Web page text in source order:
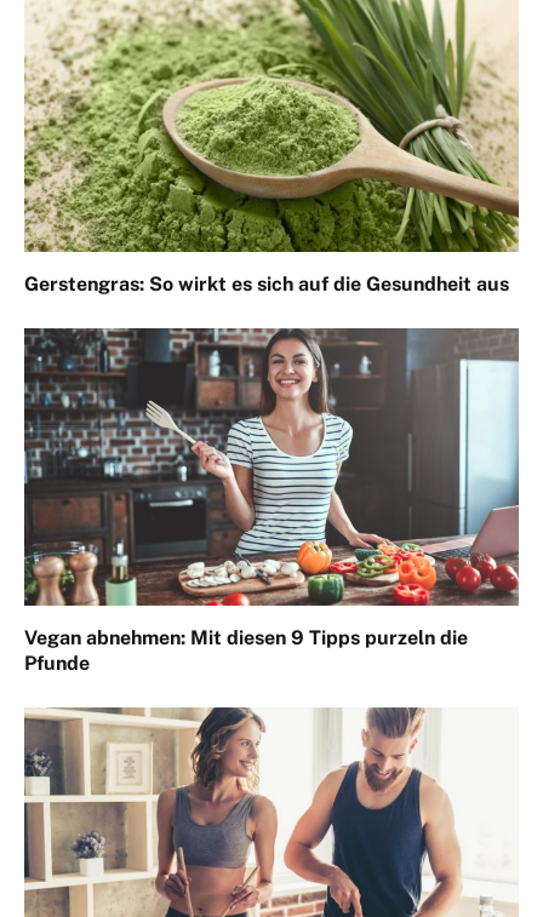
Gerstengras: So wirkt es sich auf die Gesundheit aus
Vegan abnehmen: Mit diesen 9 Tipps purzeln die
Pfunde